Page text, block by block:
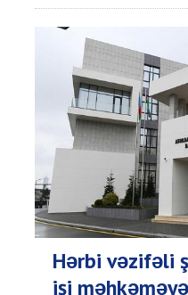
Hərbi vəzifəli
işi